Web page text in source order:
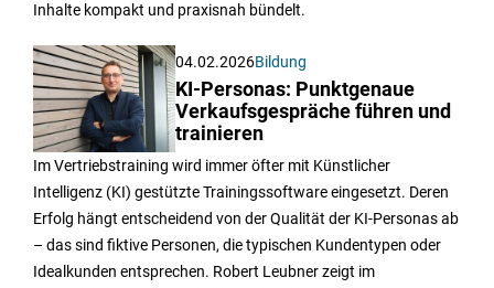
Inhalte kompakt und praxisnah bündelt.
04.02.2026Bildung
KI-Personas: Punktgenaue
Verkaufsgespräche führen und
trainieren
Im Vertriebstraining wird immer öfter mit Künstlicher
Intelligenz (KI) gestützte Trainingssoftware eingesetzt. Deren
Erfolg hängt entscheidend von der Qualität der KI-Personas ab
– das sind fiktive Personen, die typischen Kundentypen oder
Idealkunden entsprechen. Robert Leubner zeigt im